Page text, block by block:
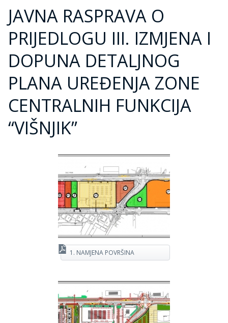
JAVNA RASPRAVA O
PRIJEDLOGU III. IZMJENA I
DOPUNA DETALJNOG
PLANA UREĐENJA ZONE
CENTRALNIH FUNKCIJA
“VIŠNJIK”
1. NAMJENA POVRŠINA